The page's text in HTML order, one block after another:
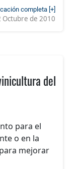
completa [+]
Octubre de 2010
del
para el
o en la
mejorar